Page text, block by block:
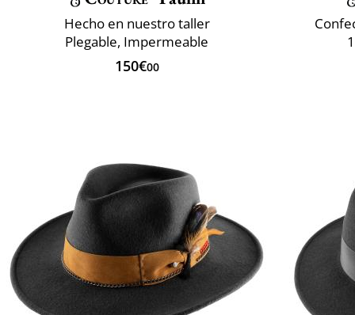
Hecho en nuestro taller
Plegable, Impermeable
150€00